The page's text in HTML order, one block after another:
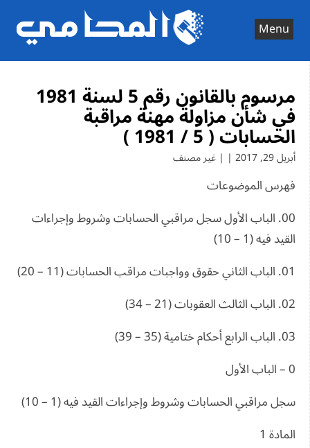
content
Menu
مرسوم بالقانون رقم 5 لسنة 1981
في شأن مزاولة مهنة مراقبة
الحسابات ( 5 / 1981 )
أبريل 29, 2017 | | غير مصنف
فهرس الموضوعات
00. الباب الأول سجل مراقبي الحسابات وشروط وإجراءات
القيد فيه (1 – 10)
01. الباب الثاني حقوق وواجبات مراقب الحسابات (11 – 20)
02. الباب الثالث العقوبات (21 – 34)
03. الباب الرابع أحكام ختامية (35 – 39)
0 – الباب الأول
سجل مراقبي الحسابات وشروط وإجراءات القيد فيه (1 – 10)
المادة 1